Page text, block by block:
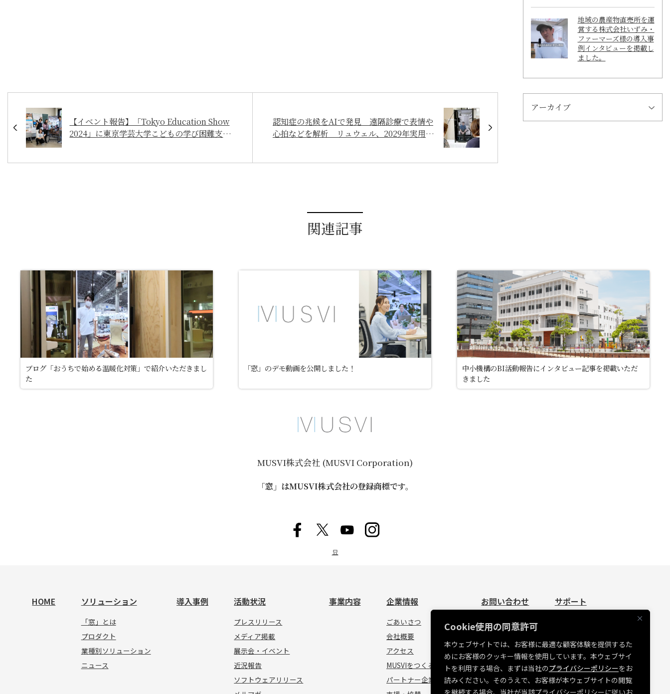
Cookie使用の同意許可
本ウェブサイトでは、お客様に最適な顧客体験を提供するた
めにお客様のクッキー情報を使用しています。本ウェブサイ
トを利用する場合、まずは当社のプライバシーポリシーをお
読みください。そのうえで、お客様が本ウェブサイトの閲覧
を継続する場合、当社が当該プライバシーポリシーに従いお
【イベント報告】「Tokyo Education Show
2024」に東京学芸大学こどもの学び困難支援
認知症の兆候をAIで発見 遠隔診療で表情や
心拍などを解析 リュウェル、2029年実用化
地域の農産物直売所を運
営する株式会社いずみ・
ファーマーズ様の導入事
例インタビューを掲載し
ました。
アーカイブ
関連記事
ブログ「おうちで始める温暖化対策」で紹介いただきまし
た
「窓」のデモ動画を公開しました！
中小機構のBI活動報告にインタビュー記事を掲載いただ
きました
MUSVI株式会社 (MUSVI Corporation)
「窓」はMUSVI株式会社の登録商標です。
묘
HOME ソリューション
「窓」とは
プロダクト
業種別ソリューション
ニュース
導入事例 活動状況
プレスリリース
メディア掲載
展示会・イベント
近況報告
ソフトウェアリリース
事業内容 企業情報
ごあいさつ
会社概要
アクセス
MUSVIをつくる人たち
パートナー企業
お問い合わせ
お問い合わせ
サポート
お問い合わせ
MUSVI BASE ログイン
ソフトウェアリリース情報